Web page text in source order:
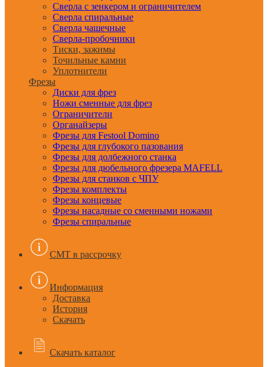
Сверла с зенкером и ограничителем
Сверла спиральные
Сверла чашечные
Сверла-пробочники
Тиски, зажимы
Точильные камни
Уплотнители
Фрезы
Диски для фрез
Ножи сменные для фрез
Ограничители
Органайзеры
Фрезы для Festool Domino
Фрезы для глубокого пазования
Фрезы для долбежного станка
Фрезы для дюбельного фрезера MAFELL
Фрезы для станков с ЧПУ
Фрезы комплекты
Фрезы концевые
Фрезы насадные со сменными ножами
Фрезы спиральные
CMT в рассрочку
Информация
Доставка
История
Скачать
Скачать каталог